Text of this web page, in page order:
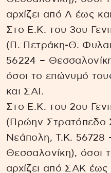
αρχίζει από Λ έως
Στο Ε.Κ. του 3ου
(Π. Πετράκη-Θ.
56224 –
όσοι το επώνυμό
και ΣΑΙ.
Στο Ε.Κ. του 2ου
(Πρώην Στρατόπεδο
Νεάπολη, Τ.Κ. 56728
Θεσσαλονίκη), όσοι
αρχίζει από ΣΑΚ